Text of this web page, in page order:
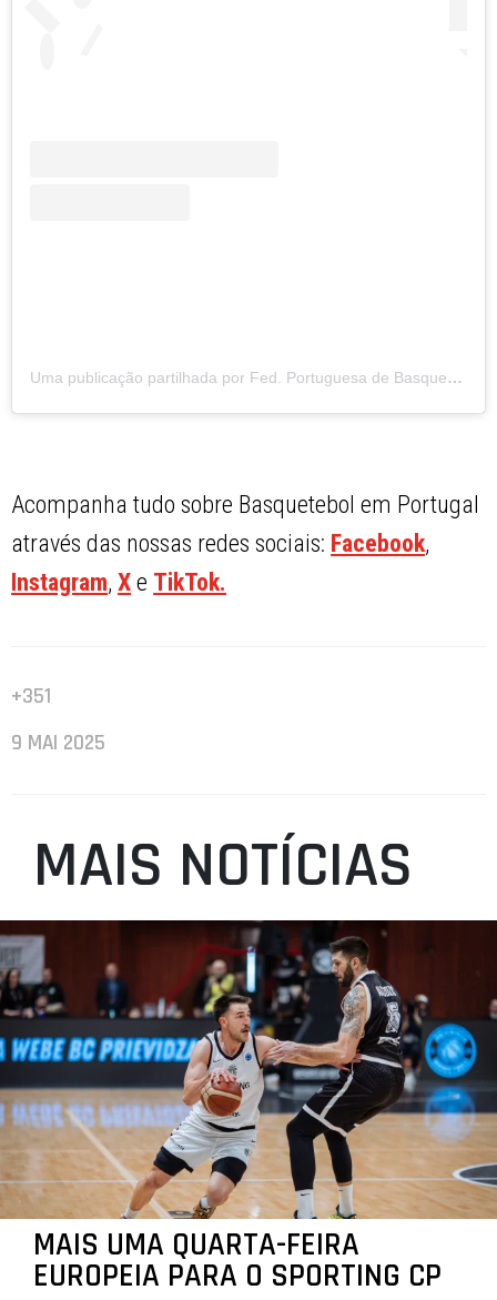
Uma publicação partilhada por Fed. Portuguesa de Basquetebol (@fpbasquetebol)
Acompanha tudo sobre Basquetebol em Portugal
através das nossas redes sociais: Facebook,
Instagram,X e TikTok.
+351
9 MAI 2025
MAIS NOTÍCIAS
MAIS UMA QUARTA-FEIRA
EUROPEIA PARA O SPORTING CP